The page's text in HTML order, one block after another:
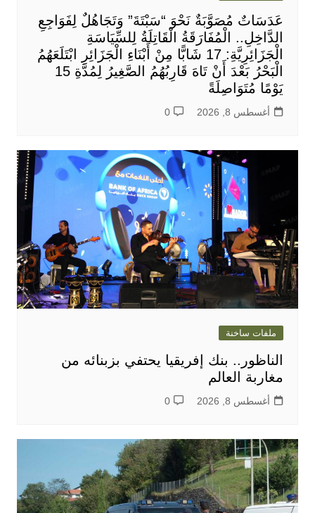
عَدَسَاتٌ مُصَوَّبَةٌ نَحْوَ “سَبْتَةَ” وَتَجَاهُلٌ لِفَوَاجِعِ
الدَّاخِلِ.. الْمُفَارَقَةُ الْقَاتِلَةُ لِلسِّيَاسَةِ
الْجَزَائِرِيَّةِ: 17 شَابًّا مِنْ أَبْنَاءِ الْجَزَائِرِ ابْتَلَعَهُمُ
الْبَحْرُ بَعْدَ أَنْ تَاهَ قَارِبُهُمُ الصَّغِيرُ لِمُدَّةِ 15
يَوْمًا مُتَوَاصِلَةً
أغسطس 8, 2026 0
ملفات ساخنة
الناظور.. بنك إفريقيا يحتفي بزبنائه من
مغاربة العالم
أغسطس 8, 2026 0